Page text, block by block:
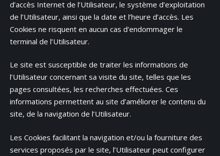
d’accès Internet de l’Utilisateur, le système d’exploitation
de l’Utilisateur, ainsi que la date et l’heure d’accès. Les
Cookies ne risquent en aucun cas d’endommager le
terminal de l’Utilisateur.
Le site est susceptible de traiter les informations de
l’Utilisateur concernant sa visite du site, telles que les
pages consultées, les recherches effectuées. Ces
informations permettent au site d’améliorer le contenu du
site, de la navigation de l’Utilisateur.
Les Cookies facilitant la navigation et/ou la fourniture des
services proposés par le site, l’Utilisateur peut configurer